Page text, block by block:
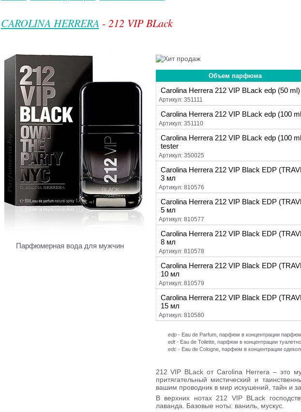
CAROLINA HERRERA- 212 VIP BLack
Парфюмерная вода для мужчин
Объем парфюма
Carolina Herrera 212 VIP BLack edp (50 ml)
Артикул: 351111
Carolina Herrera 212 VIP BLack edp (100
Артикул: 351110
Carolina Herrera 212 VIP BLack edp (100
tester
Артикул: 350025
Carolina Herrera 212 VIP Black EDP
3 мл
Артикул: 810576
Carolina Herrera 212 VIP Black EDP
5 мл
Артикул: 810577
Carolina Herrera 212 VIP Black EDP
8 мл
Артикул: 810578
Carolina Herrera 212 VIP Black EDP
10 мл
Артикул: 810579
Carolina Herrera 212 VIP Black EDP
15 мл
Артикул: 810580
edp- Eau de Parfum, парфюм в концентрации
edt- Eau de Toilette, парфюм в концентрации
edc- Eau de Cologne, парфюм в концентрации
212 VIP BLack от Carolina Herrera – это
притягательный мистический и
вашим проводник в мир искушений, тайн и
В верхних нотах 212 VIP BLack
лаванда. Базовые ноты: ваниль, мускус.